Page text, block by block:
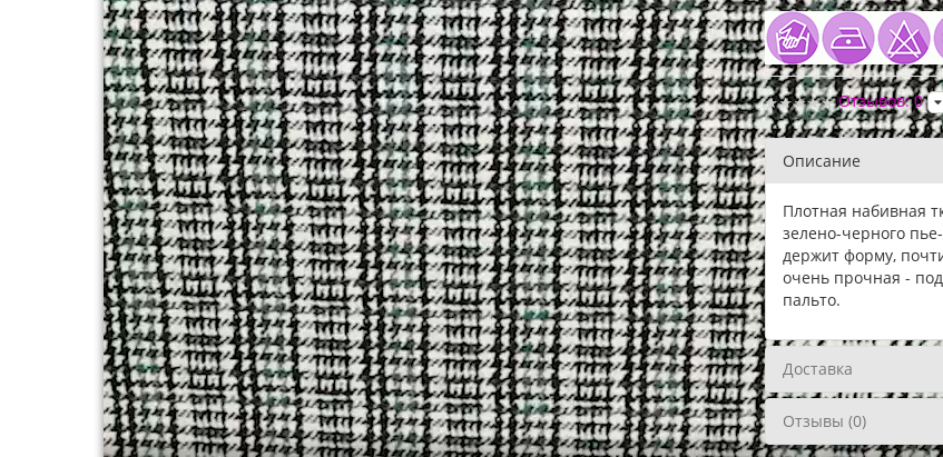
Отзывов: 0
Описание
Плотная набивная
зелено-черного
держит форму,
очень прочная -
пальто.
Доставка
Отзывы (0)